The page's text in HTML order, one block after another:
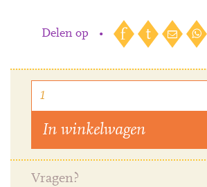
Delen op •
In winkelwagen
Vragen?